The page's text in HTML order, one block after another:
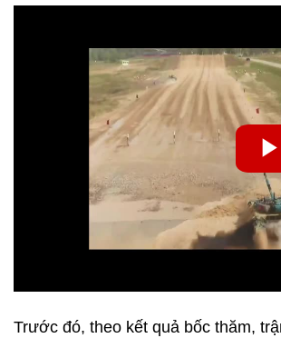
Trước đó, theo kết quả bốc thăm,